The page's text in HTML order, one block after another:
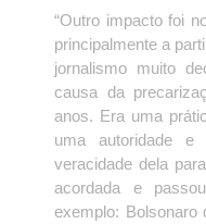
“Outro impacto foi
principalmente a
jornalismo muito
causa da
anos. Era uma
uma autoridade
veracidade dela
acordada e
exemplo: Bolsonaro